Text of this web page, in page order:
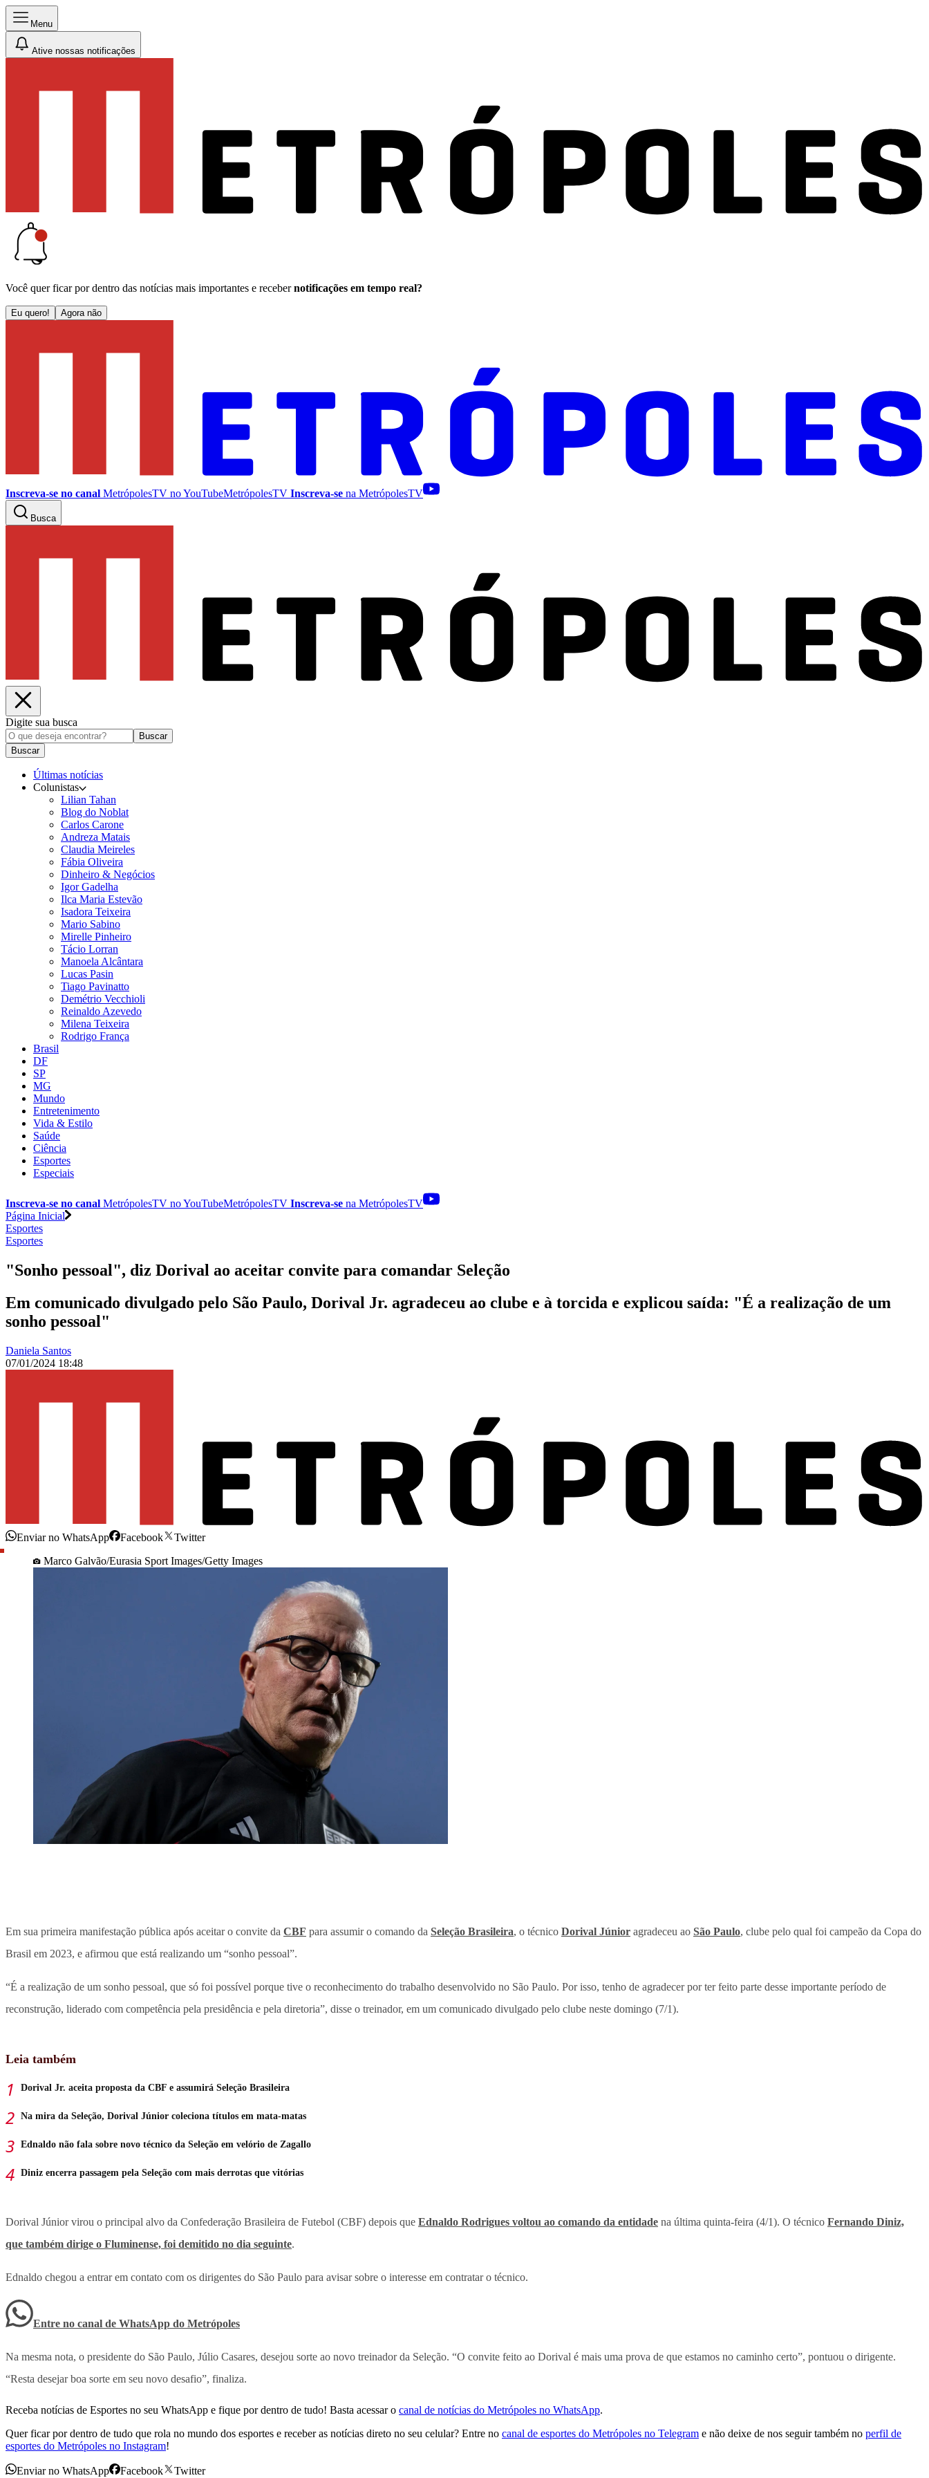
Menu
Ative nossas notificações
Você quer ficar por dentro das notícias mais importantes e receber notificações em tempo real?
Eu quero! Agora não
Inscreva-se no canal MetrópolesTV noYouTubeMetrópolesTV Inscreva-se na MetrópolesTV
Busca
Digite sua busca
Buscar
Buscar
Últimas notícias
Colunistas
Lilian Tahan
Blog do Noblat
Carlos Carone
Andreza Matais
Claudia Meireles
Fábia Oliveira
Dinheiro & Negócios
Igor Gadelha
Ilca Maria Estevão
Isadora Teixeira
Mario Sabino
Mirelle Pinheiro
Tácio Lorran
Manoela Alcântara
Lucas Pasin
Tiago Pavinatto
Demétrio Vecchioli
Reinaldo Azevedo
Milena Teixeira
Rodrigo França
Brasil
DF
SP
MG
Mundo
Entretenimento
Vida & Estilo
Saúde
Ciência
Esportes
Especiais
Inscreva-se no canal MetrópolesTV noYouTubeMetrópolesTV Inscreva-se na MetrópolesTV
Página Inicial
Esportes
Esportes
"Sonho pessoal", diz Dorival ao aceitar convite para comandar Seleção
Em comunicado divulgado pelo São Paulo, Dorival Jr. agradeceu ao clube e à torcida e explicou saída: "É a realização de um
sonho pessoal"
Daniela Santos
07/01/2024 18:48
Enviar no WhatsApp Facebook
Twitter
Marco Galvão/Eurasia Sport Images/Getty Images
Em sua primeira manifestação pública após aceitar o convite da CBF para assumir o comando da Seleção Brasileira, o técnico Dorival Júnior agradeceu ao São Paulo, clube pelo qual foi campeão da Copa do
Brasil em 2023, e afirmou que está realizando um “sonho pessoal”.
“É a realização de um sonho pessoal, que só foi possível porque tive o reconhecimento do trabalho desenvolvido no São Paulo. Por isso, tenho de agradecer por ter feito parte desse importante período de
reconstrução, liderado com competência pela presidência e pela diretoria”, disse o treinador, em um comunicado divulgado pelo clube neste domingo (7/1).
Leia também
Dorival Jr. aceita proposta da CBF e assumirá Seleção Brasileira
Na mira da Seleção, Dorival Júnior coleciona títulos em mata-matas
Ednaldo não fala sobre novo técnico da Seleção em velório de Zagallo
Diniz encerra passagem pela Seleção com mais derrotas que vitórias
Dorival Júnior virou o principal alvo da Confederação Brasileira de Futebol (CBF) depois que Ednaldo Rodrigues voltou ao comando da entidade na última quinta-feira (4/1). O técnico Fernando Diniz,
que também dirige o Fluminense, foi demitido no dia seguinte.
Ednaldo chegou a entrar em contato com os dirigentes do São Paulo para avisar sobre o interesse em contratar o técnico.
Entre no canal de WhatsApp do Metrópoles
Na mesma nota, o presidente do São Paulo, Júlio Casares, desejou sorte ao novo treinador da Seleção. “O convite feito ao Dorival é mais uma prova de que estamos no caminho certo”, pontuou o dirigente.
“Resta desejar boa sorte em seu novo desafio”, finaliza.
Receba notícias de Esportes no seu WhatsApp e fique por dentro de tudo! Basta acessar o canal de notícias do Metrópoles no WhatsApp.
Quer ficar por dentro de tudo que rola no mundo dos esportes e receber as notícias direto no seu celular? Entre no canal de esportes do Metrópoles no Telegram e não deixe de nos seguir também no perfil de
esportes do Metrópoles no Instagram!
Enviar no WhatsApp Facebook
Twitter